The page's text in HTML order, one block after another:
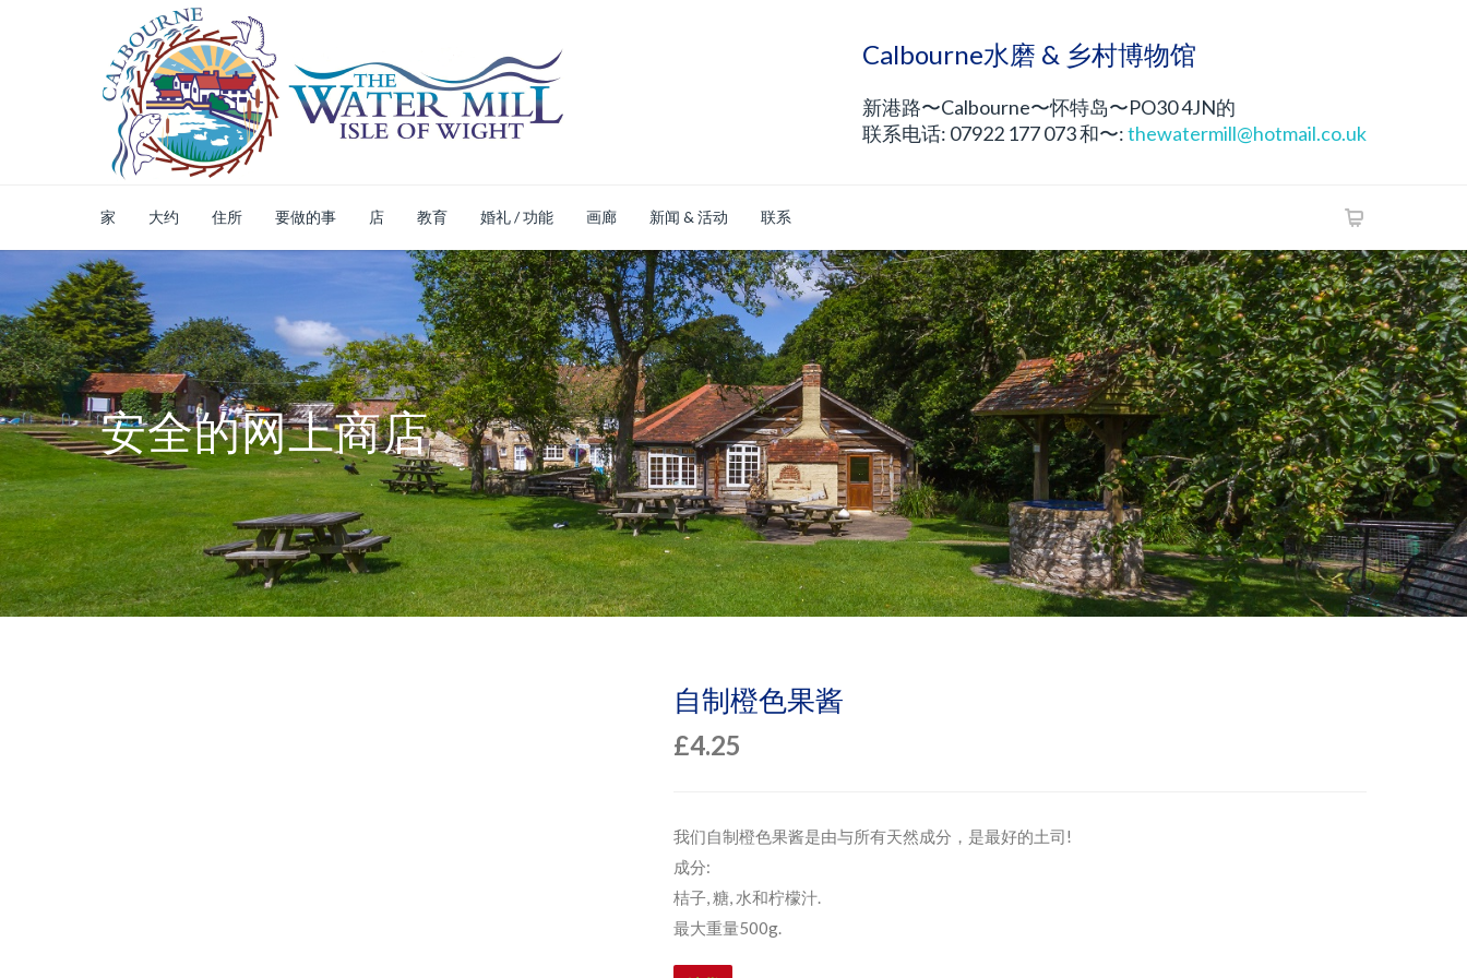
Calbourne水磨 & 乡村博物馆
新港路〜Calbourne〜怀特岛〜PO30 4JN的
联系电话: 07922 177 073 和〜:thewatermill@hotmail.co.uk
家 大约 住所 要做的事 店 教育 婚礼 / 功能 画廊 新闻 & 活动 联系
安全的网上商店
自制橙色果酱
£4.25
我们自制橙色果酱是由与所有天然成分，是最好的土司!
成分:
桔子, 糖, 水和柠檬汁.
最大重量500g.